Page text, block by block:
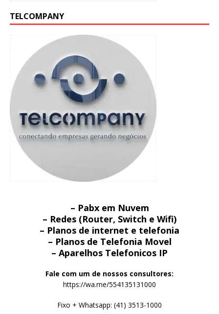
TELCOMPANY
– Pabx em Nuvem
– Redes (Router, Switch e Wifi)
– Planos de internet e telefonia
– Planos de Telefonia Movel
– Aparelhos Telefonicos IP
Fale com um de nossos consultores:
https://wa.me/554135131000
Fixo + Whatsapp: (41) 3513-1000